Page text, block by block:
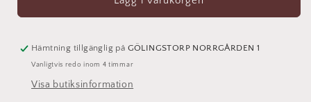
Små
20st
Små
20st
Hämtning tillgänglig på GÖLINGSTORP NORRGÅRDEN 1
Vanligtvis redo inom 4 timmar
Visa butiksinformation